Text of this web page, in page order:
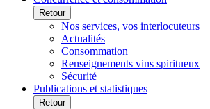
Retour
Nos services, vos interlocuteurs
Actualités
Consommation
Renseignements vins spiritueux
Sécurité
Publications et statistiques
Retour